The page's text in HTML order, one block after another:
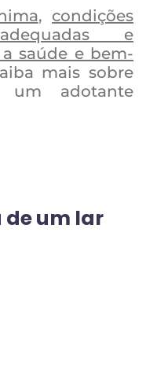
, condições
e
saúde e bem-
mais sobre
adotante
de um lar